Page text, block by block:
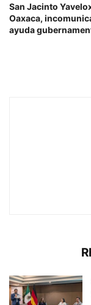
San Jacinto
Oaxaca,
ayuda